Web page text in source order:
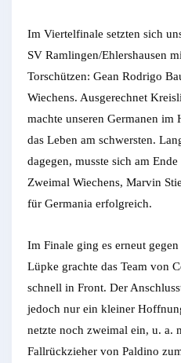
Im Viertelfinale setzten sich
SV Ramlingen/Ehlershausen
Torschützen: Gean Rodrigo
Wiechens. Ausgerechnet
machte unseren Germanen im
das Leben am schwersten.
dagegen, musste sich am
Zweimal Wiechens, Marvin
für Germania erfolgreich.
Im Finale ging es erneut
Lüpke grachte das Team von
schnell in Front. Der
jedoch nur ein kleiner
netzte noch zweimal ein, u. a.
Fallrückzieher von Paldino